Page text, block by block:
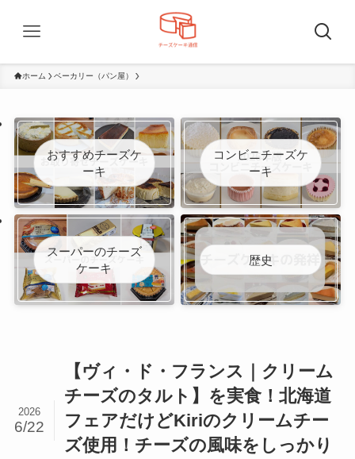
ホーム ベーカリー（パン屋）
おすすめチーズケ
ーキ
コンビニチーズケ
ーキ
スーパーのチーズ
ケーキ
歴史
【ヴィ・ド・フランス｜クリーム
チーズのタルト】を実食！北海道
フェアだけどKiriのクリームチー
ズ使用！チーズの風味をしっかり
2026
6/22